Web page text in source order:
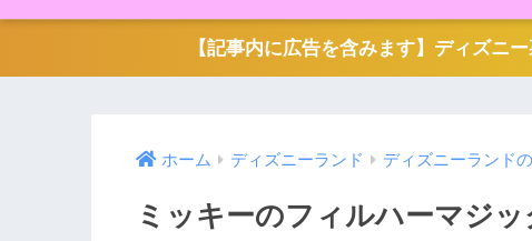
【記事内に広告を含みます】ディズニ
ホーム ディズニーランド ディズニーランド
ミッキーのフィルハーマジ